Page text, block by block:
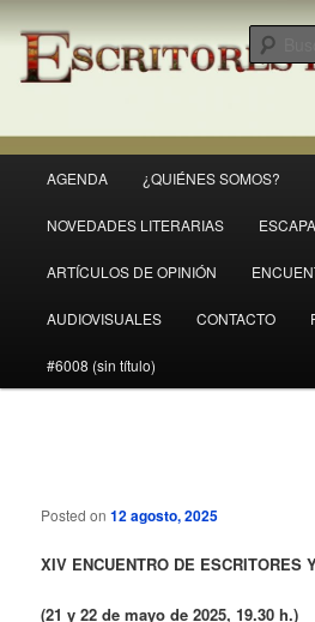
Ir
al
contenido
principal
Revista Escritores en Rivas
principal
AGENDA ¿QUIÉNES SOMOS?
NOVEDADES LITERARIAS
ARTÍCULOS DE OPINIÓN
AUDIOVISUALES CONTACTO
#6008 (sin título)
Posted on12 agosto, 2025
XIV ENCUENTRO DE ESCRITORES
(21 y 22 de mayo de 2025, 19.30 h.)